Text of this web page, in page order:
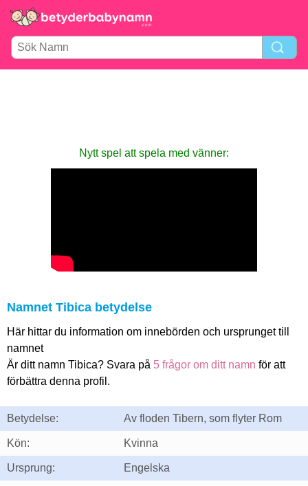
Nytt spel att spela med vänner:
Namnet Tibica betydelse
Här hittar du information om innebörden och ursprunget till
namnet
Är ditt namn Tibica? Svara på 5 frågor om ditt namn för att
förbättra denna profil.
Betydelse: Av floden Tibern, som flyter Rom
Kön: Kvinna
Ursprung: Engelska